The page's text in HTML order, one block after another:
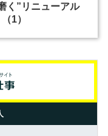
く”リニューアル
1）